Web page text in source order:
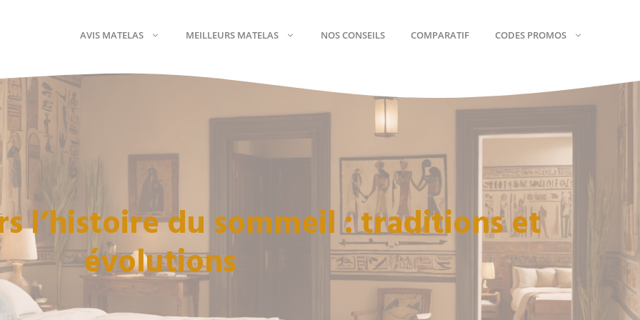
AVIS MATELAS MEILLEURS MATELAS
Matelas 160 X 200
Matelas 180×200
Matelas 140×190
Matelas 160×190
Matelas Gonflables
Mémoire De Forme
Matelas En Latex
Matelas À Ressorts
Matelas Hybrides
Matelas Fermes
Pour Le Mal De Dos
Pour Les Couples
Matelas Bébé
NOS CONSEILS COMPARATIF CODES PROMOS
l’histoire du sommeil : traditions et
évolutions